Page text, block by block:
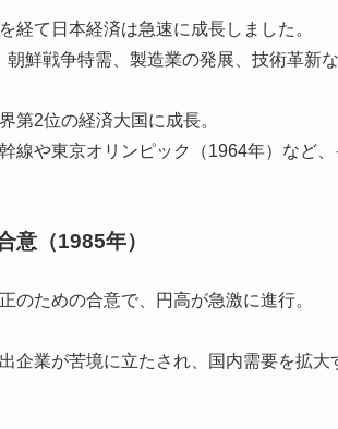
経て日本経済は急速に成長しました。
朝鮮戦争特需、製造業の発展、技術革新な
第2位の経済大国に成長。
線や東京オリンピック（1964年）など、
意（1985年）
のための合意で、円高が急激に進行。
企業が苦境に立たされ、国内需要を拡大